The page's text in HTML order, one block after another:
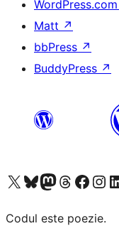
WordPress.com
Matt ↗
bbPress ↗
BuddyPress ↗
Mergi la contul nostru X (fost Twitter)
Vizitează contul nostru Bluesky
Vizitează contul nostru Mastodon
Vizitează contul nostru
Vizitează pagina
Codul este poezie.